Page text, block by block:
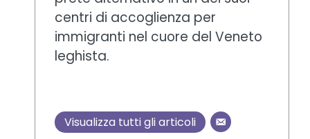
centri di accoglienza per
immigranti nel cuore del Veneto
leghista.
Visualizza tutti gli articoli